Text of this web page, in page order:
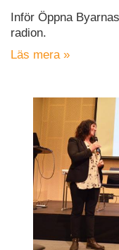
Inför Öppna
radion.
Läs mera »